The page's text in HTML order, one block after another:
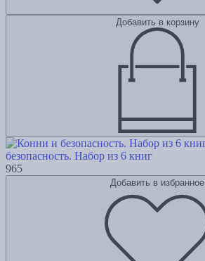
Добавить в корзину
безопасность. Набор из 6 книг
965
Добавить в избранное